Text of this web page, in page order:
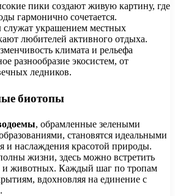
пики создают живую картину, где
гармонично сочетается.
украшением местных
любителей активного отдыха.
климата и рельефа
разнообразие экосистем, от
ледников.
биотопы
, обрамленные зелеными
становятся идеальными
и наслаждения красотой природы.
жизни, здесь можно встретить
и животных. Каждый шаг по тропам
вдохновляя на единение с